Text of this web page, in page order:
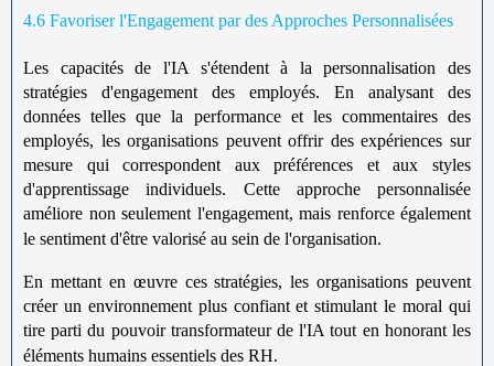
4.6 Favoriser l'Engagement par des Approches Personnalisées
Les capacités de l'IA s'étendent à la personnalisation des
stratégies d'engagement des employés. En analysant des
données telles que la performance et les commentaires des
employés, les organisations peuvent offrir des expériences sur
mesure qui correspondent aux préférences et aux styles
d'apprentissage individuels. Cette approche personnalisée
améliore non seulement l'engagement, mais renforce également
le sentiment d'être valorisé au sein de l'organisation.
En mettant en œuvre ces stratégies, les organisations peuvent
créer un environnement plus confiant et stimulant le moral qui
tire parti du pouvoir transformateur de l'IA tout en honorant les
éléments humains essentiels des RH.